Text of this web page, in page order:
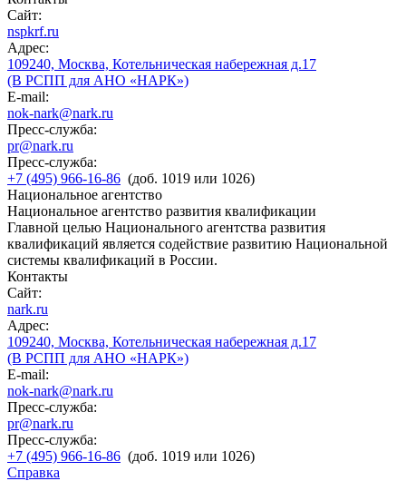
Сайт:
nspkrf.ru
Адрес:
109240, Москва, Котельническая набережная д.17
(В РСПП для АНО «НАРК»)
E-mail:
nok-nark@nark.ru
Пресс-служба:
pr@nark.ru
Пресс-служба:
+7 (495) 966-16-86 (доб. 1019 или 1026)
Национальное агентство
Национальное агентство развития квалификации
Главной целью Национального агентства развития
квалификаций является содействие развитию Национальной
системы квалификаций в России.
Контакты
Сайт:
nark.ru
Адрес:
109240, Москва, Котельническая набережная д.17
(В РСПП для АНО «НАРК»)
E-mail:
nok-nark@nark.ru
Пресс-служба:
pr@nark.ru
Пресс-служба:
+7 (495) 966-16-86 (доб. 1019 или 1026)
Справка